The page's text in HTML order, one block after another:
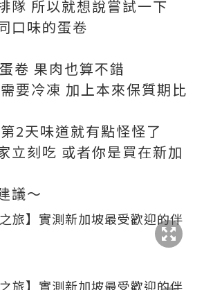
隊 所以就想說嘗試一下
口味的蛋卷
卷 果肉也算不錯
要冷凍 加上本來保質期比
2天味道就有點怪怪了
立刻吃 或者你是買在新加
議～